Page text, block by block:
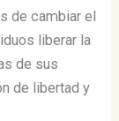
de cambiar el
liberar la
de sus
de libertad y